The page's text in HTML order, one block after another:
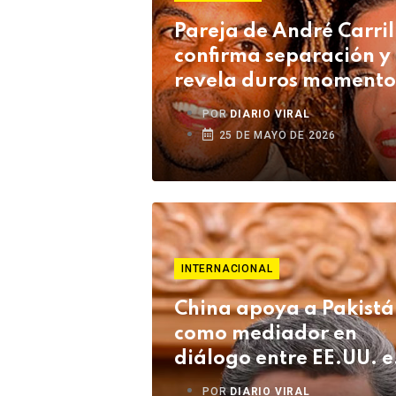
Pareja de André
confirma separación y
revela duros
su relación
PORDIARIO VIRAL
25 DE MAYO DE 2026
INTERNACIONAL
China apoya a
como mediador en
diálogo entre EE.UU. e
IránPORDIARIO VIRAL